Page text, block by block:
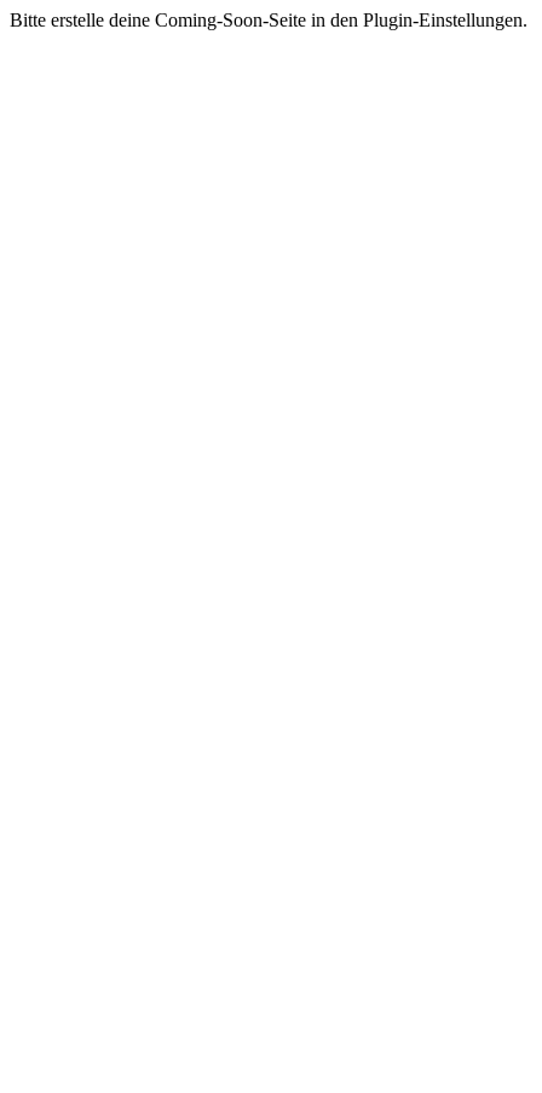
Bitte erstelle deine Coming-Soon-Seite in den Plugin-Einstellungen.